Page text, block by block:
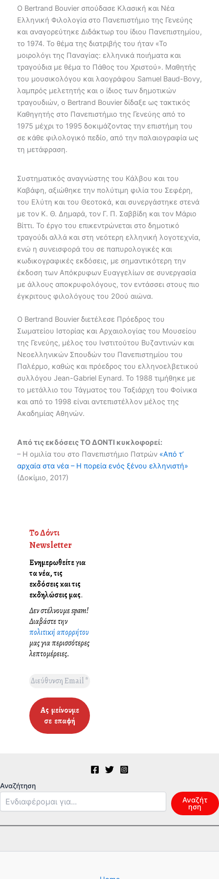
Ο Bertrand Bouvier σπούδασε Κλασική και Νέα
Ελληνική Φιλολογία στο Πανεπιστήμιο της Γενεύης
και αναγορεύτηκε Διδάκτωρ του ίδιου Πανεπιστημίου,
το 1974. Το θέμα της διατριβής του ήταν «Το
μοιρολόγι της Παναγίας: ελληνικά ποιήματα και
τραγούδια με θέμα το Πάθος του Χριστού». Μαθητής
του μουσικολόγου και λαογράφου Samuel Baud-Bovy,
λαμπρός μελετητής και ο ίδιος των δημοτικών
τραγουδιών, ο Bertrand Bouvier δίδαξε ως τακτικός
Καθηγητής στο Πανεπιστήμιο της Γενεύης από το
1975 μέχρι το 1995 δοκιμάζοντας την επιστήμη του
σε κάθε φιλολογικό πεδίο, από την παλαιογραφία ως
τη μετάφραση.
Συστηματικός αναγνώστης του Κάλβου και του
Καβάφη, αξιώθηκε την πολύτιμη φιλία του Σεφέρη,
του Ελύτη και του Θεοτοκά, και συνεργάστηκε στενά
με τον Κ. Θ. Δημαρά, τον Γ. Π. Σαββίδη και τον Μάριο
Βίττι. Το έργο του επικεντρώνεται στο δημοτικό
τραγούδι αλλά και στη νεότερη ελληνική λογοτεχνία,
ενώ η συνεισφορά του σε παπυρολογικές και
κωδικογραφικές εκδόσεις, με σημαντικότερη την
έκδοση των Απόκρυφων Ευαγγελίων σε συνεργασία
με άλλους αποκρυφολόγους, τον εντάσσει στους πιο
έγκριτους φιλολόγους του 20ού αιώνα.
Ο Bertrand Bouvier διετέλεσε Πρόεδρος του
Σωματείου Ιστορίας και Αρχαιολογίας του Μουσείου
της Γενεύης, μέλος του Ινστιτούτου Βυζαντινών και
Νεοελληνικών Σπουδών του Πανεπιστημίου του
Παλέρμο, καθώς και πρόεδρος του ελληνοελβετικού
συλλόγου Jean-Gabriel Eynard. Το 1988 τιμήθηκε με
το μετάλλιο του Τάγματος του Ταξιάρχη του Φοίνικα
και από το 1998 είναι αντεπιστέλλον μέλος της
Ακαδημίας Αθηνών.
Από τις εκδόσεις ΤΟ ΔΟΝΤΙ κυκλοφορεί:
– Η ομιλία του στο Πανεπιστήμιο Πατρών «Από τ’
αρχαία στα νέα – Η πορεία ενός ξένου ελληνιστή»
(Δοκίμιο, 2017)
Το Δόντι
Newsletter
Ενημερωθείτε για
τα νέα, τις
εκδόσεις και τις
εκδηλώσεις μας.
Δεν στέλνουμε spam!
Διαβάστε την
πολιτική απορρήτου
μας για περισσότερες
λεπτομέρειες.
Αναζήτηση
Αναζήτ
ηση